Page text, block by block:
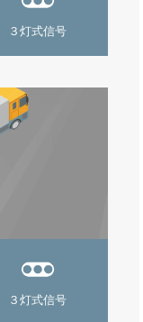
３灯式信号
３灯式信号